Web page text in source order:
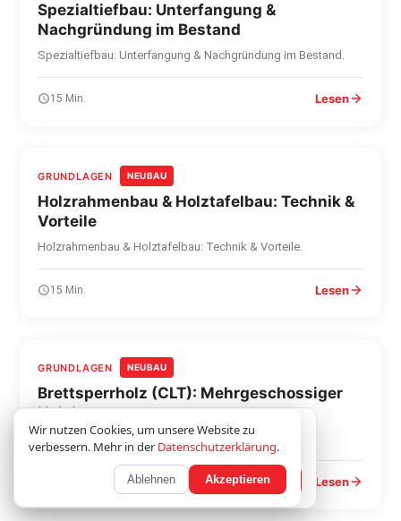
Spezialtiefbau: Unterfangung &
Nachgründung im Bestand
Spezialtiefbau: Unterfangung & Nachgründung im Bestand.
15 Min. Lesen
GRUNDLAGEN NEUBAU
Holzrahmenbau & Holztafelbau: Technik &
Vorteile
Holzrahmenbau & Holztafelbau: Technik & Vorteile.
15 Min. Lesen
GRUNDLAGEN NEUBAU
Brettsperrholz (CLT): Mehrgeschossiger
Holzbau
Brettsperrholz (CLT): Mehrgeschossiger Holzbau.
Lesen
Wir nutzen Cookies, um unsere Website zu
verbessern. Mehr in der Datenschutzerklärung.
Ablehnen Akzeptieren
Wir verwenden Cookies; optionale Inhalte laden
erst nach Zustimmung.Datenschutz
Nur notwendige Akzeptieren